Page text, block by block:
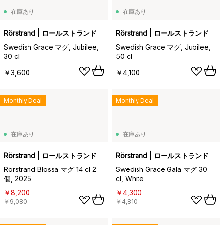
在庫あり
Rörstrand | ロールストランド
Swedish Grace マグ, Jubilee,
30 cl
￥3,600
在庫あり
Rörstrand | ロールストランド
Swedish Grace マグ, Jubilee,
50 cl
￥4,100
在庫あり
Rörstrand | ロールストランド
Rörstrand Blossa マグ 14 cl 2
個, 2025
￥8,200
￥9,080
Monthly Deal
在庫あり
Rörstrand | ロールストランド
Swedish Grace Gala マグ 30
cl, White
￥4,300
￥4,810
Monthly Deal